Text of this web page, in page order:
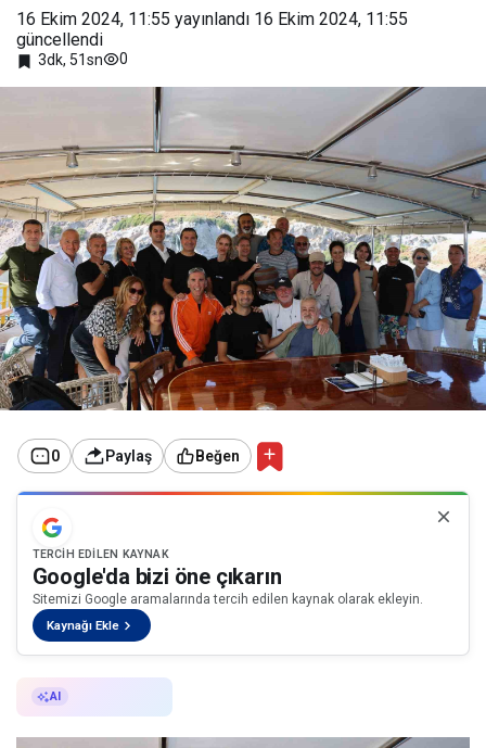
16 Ekim 2024, 11:55 yayınlandı 16 Ekim 2024, 11:55
güncellendi
3dk, 51sn 0
0 Paylaş Beğen
TERCIH EDILEN KAYNAK
Google'da bizi öne çıkarın
Sitemizi Google aramalarında tercih edilen kaynak olarak ekleyin.
Kaynağı Ekle
AI